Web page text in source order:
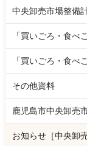
中央卸売市場整備
「買いごろ・食べ
「買いごろ・食べ
その他資料
鹿児島市中央卸売
お知らせ［中央卸